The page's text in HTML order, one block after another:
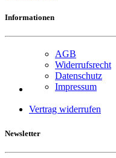
Informationen
AGB
Widerrufsrecht
Datenschutz
Impressum
Vertrag widerrufen
Newsletter